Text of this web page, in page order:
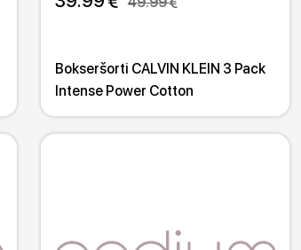
Bokseršorti CALVIN KLEIN 3 Pack
Intense Power Cotton